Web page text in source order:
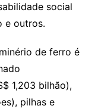
social
e outros.
de ferro é
1,203 bilhão),
pilhas e